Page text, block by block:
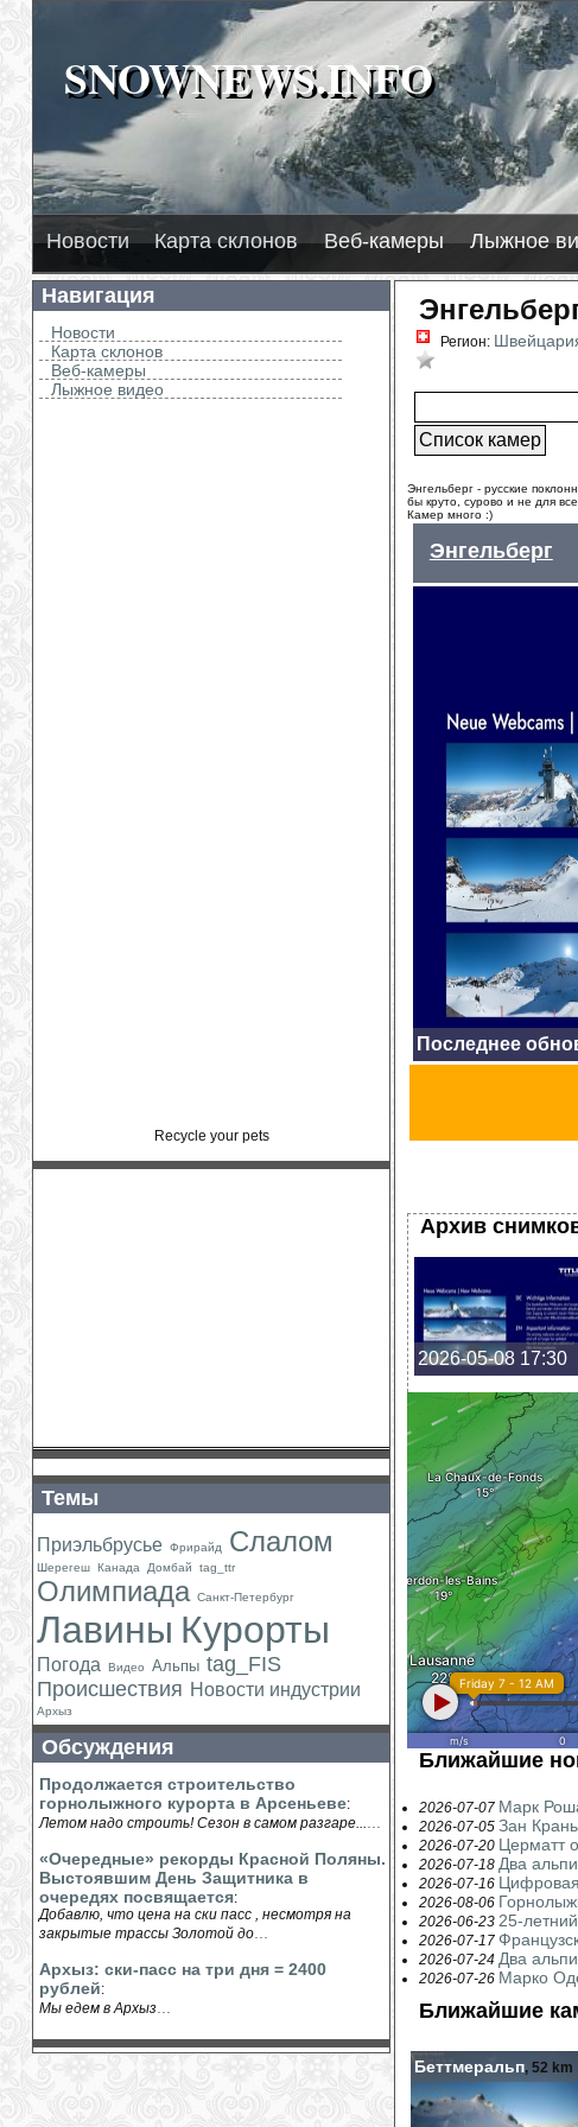
SNOWNEWS.INFO
SNOWNEWS.INFO
2026-08-
Исо-
Лас
Новости Карта склонов Веб-камеры Лыжное
Навигация
Новости
Карта склонов
Веб-камеры
Лыжное видео
Recycle your pets
Темы
Приэльбрусье Фрирайд Слалом
Шерегеш Канада Домбай tag_ttr
Олимпиада Санкт-Петербург
Лавины Курорты
Погода Видео Альпы tag_FIS
Происшествия Новости индустрии
Архыз
Обсуждения
Продолжается строительство
горнолыжного курорта в Арсеньеве:
Летом надо строить! Сезон в самом разгаре...
«Очередные» рекорды Красной Поляны.
Выстоявшим День Защитника в
очередях посвящается:
Добавлю, что цена на ски пасс , несмотря на
закрытые трассы Золотой до
Архыз: ски-пасс на три дня = 2400
рублей:
Мы едем в Архыз
Регион:
Энгельберг - русские
бы круто, сурово и не для
Камер много :)
Энгельберг
Последнее
Архив
2026-05-08 17:30
Ближайшие
2026-07-07 Марк
2026-07-05 Зан
2026-07-20 Церматт
2026-07-18 Два
2026-07-16
2026-08-06
2026-06-23 25-
2026-07-17
2026-07-24 Два
2026-07-26 Марко
Ближайшие
Беттмеральп, 52 km